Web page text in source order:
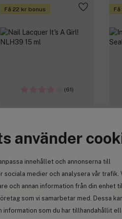
använder
innehållet och annonserna till
sociala medier och analysera vår trafik.
och annan information från din enhet
som vi samarbetar med. Dessa
information som du har tillhandahållit
Få 22 kr bonus
(61)
15 ml
212 kr
Få 22 kr bonus Få